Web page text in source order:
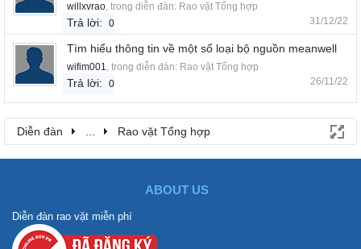
willxvrao, trong diễn đàn: Rao vặt Tổng hợp
Trả lời: 0 31/12/22
Tìm hiểu thông tin về một số loại bộ nguồn meanwell
wifim001, trong diễn đàn: Rao vặt Tổng hợp
Trả lời: 0 26/11/22
Diễn đàn ... Rao vặt Tổng hợp
ABOUT US
Diễn đàn rao vặt miễn phí